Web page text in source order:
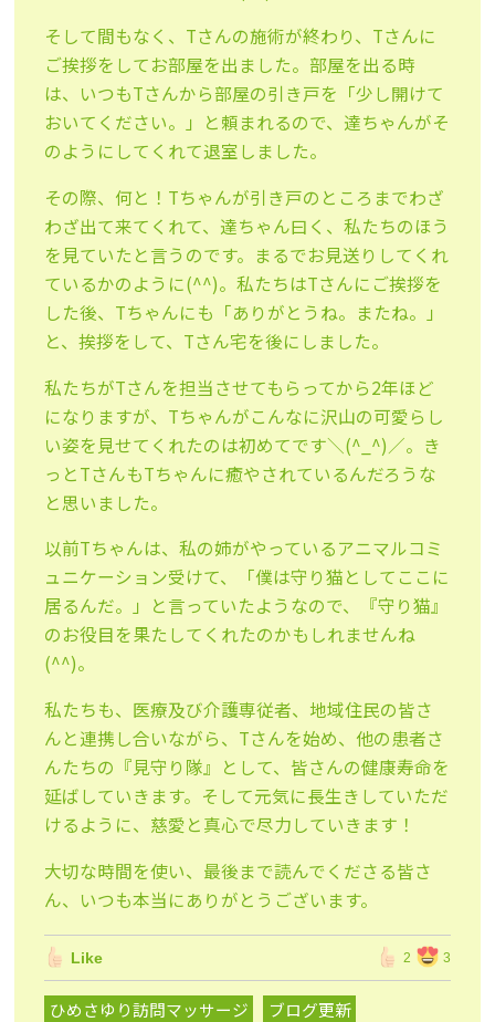
そして間もなく、Tさんの施術が終わり、Tさんに
ご挨拶をしてお部屋を出ました。部屋を出る時
は、いつもTさんから部屋の引き戸を「少し開けて
おいてください。」と頼まれるので、 達ちゃんがそ
のようにしてくれて退室しました。
その際、何と！Tちゃんが引き戸のところまでわざ
わざ出て来てく れて、達ちゃん曰く、私たちのほう
を見ていたと言うのです。まるでお見送りしてくれ
ているかのように(^^)。私たちはTさんにご挨拶を
した後、Tちゃんにも「ありがとうね。またね。」
と、挨拶をして、Tさん宅を後にしました。
私たちがTさんを担当させてもらってから2年ほど
になりますが、 Tちゃんがこんなに沢山の可愛らし
い姿を見せてくれたのは初めてです＼(^_^)／。き
っとTさんもTちゃんに癒やされているんだろうな
と思いました。
以前Tちゃんは、私の姉がやっているアニマルコミ
ュニケーション受けて、「僕は守り猫としてここに
居るんだ。」 と言っていたようなので、『守り猫』
のお役目を果たしてくれたのかもしれませんね
(^^)。
私たちも、医療及び介護専従者、地域住民の皆さ
んと連携し合いながら、 Tさんを始め、他の患者さ
んたちの『見守り隊』として、皆さんの健康寿命を
延ばしていきます。そして元気に長生きしていただ
けるように、慈愛と真心で尽力していきます！
大切な時間を使い、最後まで読んでくださる皆さ
ん、いつも本当にありがとうございます。
Like 2 3
ひめさゆり訪問マッサージ ブログ更新